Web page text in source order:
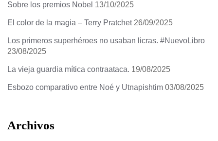
Sobre los premios Nobel 13/10/2025
El color de la magia – Terry Pratchet 26/09/2025
Los primeros superhéroes no usaban licras. #NuevoLibro
23/08/2025
La vieja guardia mítica contraataca. 19/08/2025
Esbozo comparativo entre Noé y Utnapishtim 03/08/2025
Archivos